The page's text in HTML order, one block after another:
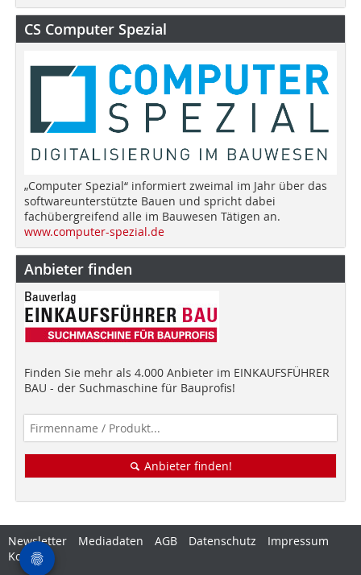
CS Computer Spezial
„Computer Spezial“ informiert zweimal im Jahr über das
softwareunterstützte Bauen und spricht dabei
fachübergreifend alle im Bauwesen Tätigen an.
www.computer-spezial.de
Anbieter finden
Finden Sie mehr als 4.000 Anbieter im EINKAUFSFÜHRER
BAU - der Suchmaschine für Bauprofis!
Anbieter finden!
Newsletter Mediadaten AGB Datenschutz
Impressum
Kontakt